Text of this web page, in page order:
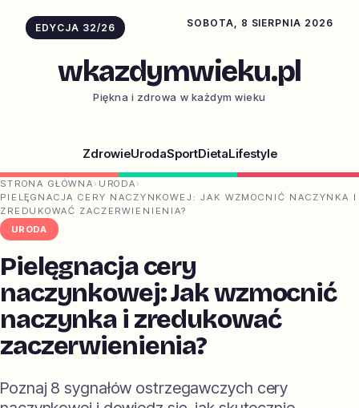
EDYCJA 32/26 SOBOTA, 8 SIERPNIA 2026
wkazdymwieku.pl
Piękna i zdrowa w każdym wieku
ZdrowieUrodaSportDietaLifestyle
STRONA GŁÓWNA › URODA ›
PIELĘGNACJA CERY NACZYNKOWEJ: JAK WZMOCNIĆ NACZYNKA I
ZREDUKOWAĆ ZACZERWIENIENIA?
URODA
Pielęgnacja cery
naczynkowej: Jak wzmocnić
naczynka i zredukować
zaczerwienienia?
Poznaj 8 sygnałów ostrzegawczych cery